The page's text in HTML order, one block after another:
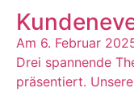
Am 6. Februar
Drei spannende
präsentiert.